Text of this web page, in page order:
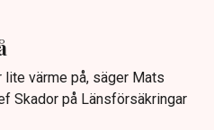
värme på, säger Mats
Skador på Länsförsäkringar